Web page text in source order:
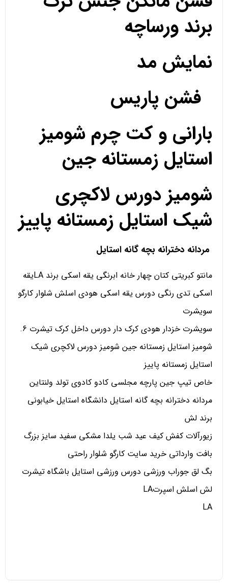
برند ورساچه
نمایش مد
فشن پاریس
بارانی و کت چرم شومیز
استایل زمستانه جین
شومیز دورس لاکچری
شیک استایل زمستانه پاییز
مردانه دخترانه بچه گانه استایل
مانتو کبریتی کتان چهار خانه ابرنگی یقه اسکی برند LAیقه
اسکی تدی رنگی دورس یقه اسکی هودی اسلش شلوار کارگو
سویشرت
سویشرت خزدار هودی کرک دار دورس داخل کرک تیشرت 6.
شومیز استایل زمستانه جین شومیز دورس لاکچری شیک
استایل زمستانه پاییز
خاص تیپ جین پارچه مجلسی کادو کادوی تولد ولنتاین
مردانه دخترانه بچه گانه استایل دانشگاه استایل خیابونی
برند لش
زیورآلات کفش کیف عید شب یلدا مشکی سفید سایز بزرگ
بافت وارداتی خرید سایت کارگو شلوار راحتی
بگ لق جوراب ورزشی دورس ورزشی استایل باشگاه تیشرت
لش اسلش اسپرتLA
LA